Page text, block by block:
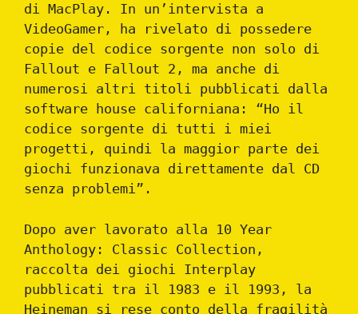
di MacPlay. In un’intervista a
VideoGamer, ha rivelato di possedere
copie del codice sorgente non solo di
Fallout e Fallout 2, ma anche di
numerosi altri titoli pubblicati dalla
software house californiana: “Ho il
codice sorgente di tutti i miei
progetti, quindi la maggior parte dei
giochi funzionava direttamente dal CD
senza problemi”.
Dopo aver lavorato alla 10 Year
Anthology: Classic Collection,
raccolta dei giochi Interplay
pubblicati tra il 1983 e il 1993, la
Heineman si rese conto della fragilità